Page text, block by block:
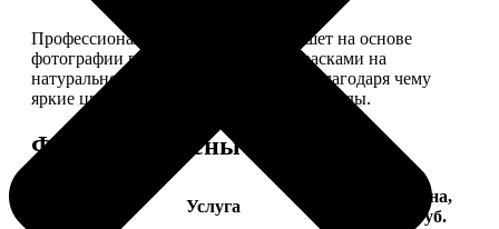
Профессиональный художник напишет на основе
фотографии портрет акриловыми красками на
натуральном холсте. Покроет лаком, благодаря чему
яркие цвета будут радовать вас долгие годы.
Форматы и цены
Услуга
Цена,
руб.